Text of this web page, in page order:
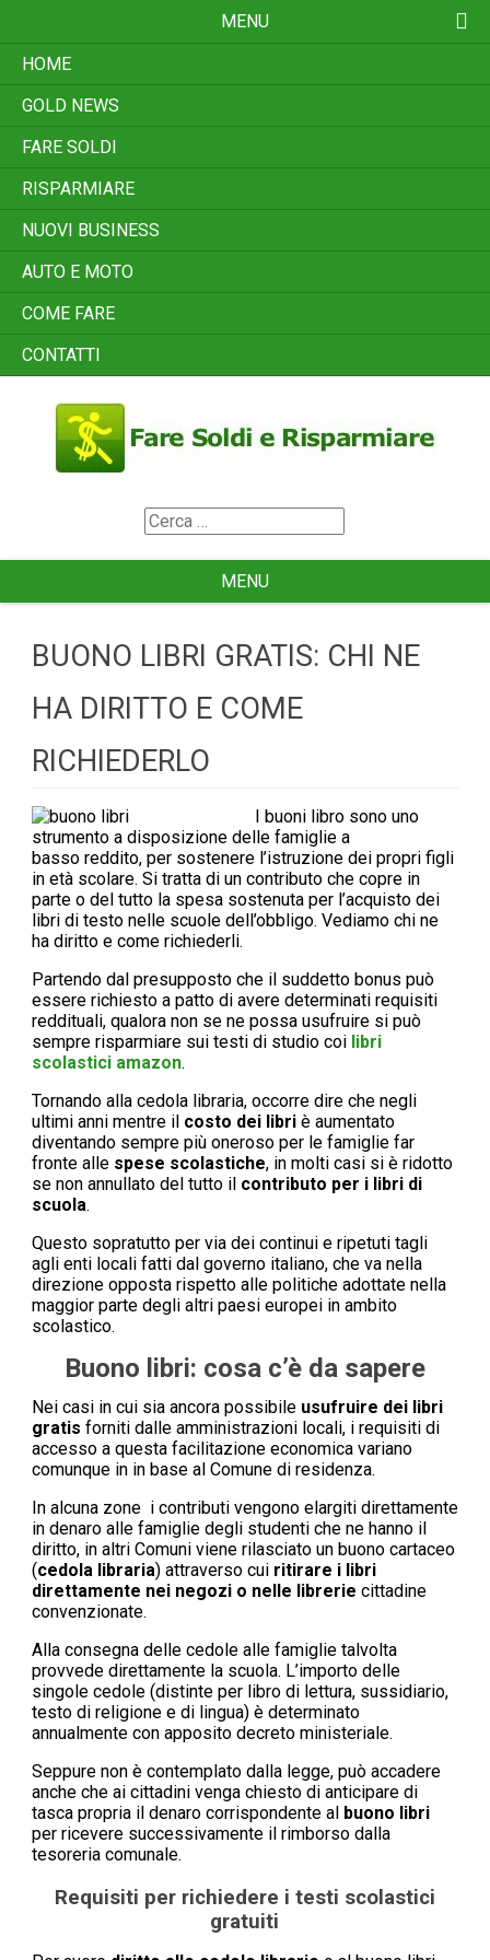
content
MENU
HOME
GOLD NEWS
FARE SOLDI
RISPARMIARE
NUOVI BUSINESS
AUTO E MOTO
COME FARE
CONTATTI
Search
for
MENU
BUONO LIBRI GRATIS: CHI NE
HA DIRITTO E COME
RICHIEDERLO
I buoni libro sono uno
strumento a disposizione delle famiglie a
basso reddito, per sostenere l’istruzione dei propri figli
in età scolare. Si tratta di un contributo che copre in
parte o del tutto la spesa sostenuta per l’acquisto dei
libri di testo nelle scuole dell’obbligo. Vediamo chi ne
ha diritto e come richiederli.
Partendo dal presupposto che il suddetto bonus può
essere richiesto a patto di avere determinati requisiti
reddituali, qualora non se ne possa usufruire si può
sempre risparmiare sui testi di studio coi libri
scolastici amazon.
Tornando alla cedola libraria, occorre dire che negli
ultimi anni mentre il costo dei libriè aumentato
diventando sempre più oneroso per le famiglie far
fronte alle spese scolastiche, in molti casi si è ridotto
se non annullato del tutto il contributo per i libri di
scuola.
Questo sopratutto per via dei continui e ripetuti tagli
agli enti locali fatti dal governo italiano, che va nella
direzione opposta rispetto alle politiche adottate nella
maggior parte degli altri paesi europei in ambito
scolastico.
Buono libri: cosa c’è da sapere
Nei casi in cui sia ancora possibile usufruire dei libri
gratis forniti dalle amministrazioni locali, i requisiti di
accesso a questa facilitazione economica variano
comunque in in base al Comune di residenza.
In alcuna zone i contributi vengono elargiti direttamente
in denaro alle famiglie degli studenti che ne hanno il
diritto, in altri Comuni viene rilasciato un buono cartaceo
(cedola libraria) attraverso cui ritirare i libri
direttamente nei negozi o nelle librerie cittadine
convenzionate.
Alla consegna delle cedole alle famiglie talvolta
provvede direttamente la scuola. L’importo delle
singole cedole (distinte per libro di lettura, sussidiario,
testo di religione e di lingua) è determinato
annualmente con apposito decreto ministeriale.
Seppure non è contemplato dalla legge, può accadere
anche che ai cittadini venga chiesto di anticipare di
tasca propria il denaro corrispondente al buono libri
per ricevere successivamente il rimborso dalla
tesoreria comunale.
Requisiti per richiedere i testi scolastici
gratuiti